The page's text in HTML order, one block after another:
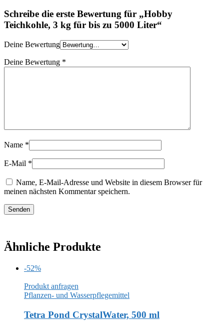
Schreibe die erste Bewertung für „Hobby
Teichkohle, 3 kg für bis zu 5000 Liter“
Deine Bewertung
Deine Bewertung *
Name *
E-Mail *
Name, E-Mail-Adresse und Website in diesem Browser für
meinen nächsten Kommentar speichern.
Ähnliche Produkte
-52%
Produkt anfragen
Pflanzen- und Wasserpflegemittel
Tetra Pond CrystalWater, 500 ml